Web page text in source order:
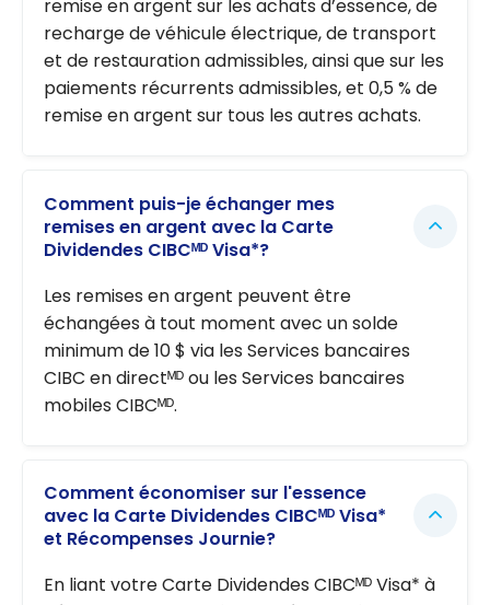
remise en argent sur les achats d’essence, de
recharge de véhicule électrique, de transport
et de restauration admissibles, ainsi que sur les
paiements récurrents admissibles, et 0,5 % de
remise en argent sur tous les autres achats.
Comment puis-je échanger mes
remises en argent avec la Carte
Dividendes CIBCᴹᴰ Visa*?
Les remises en argent peuvent être
échangées à tout moment avec un solde
minimum de 10 $ via les Services bancaires
CIBC en directᴹᴰ ou les Services bancaires
mobiles CIBCᴹᴰ.
Comment économiser sur l'essence
avec la Carte Dividendes CIBCᴹᴰ Visa*
et Récompenses Journie?
En liant votre Carte Dividendes CIBCᴹᴰ Visa* à